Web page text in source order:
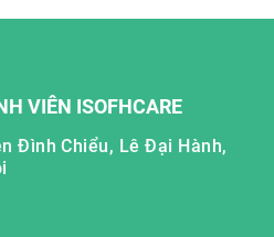
VIÊN ISOFHCARE
Đình Chiểu, Lê Đại Hành,